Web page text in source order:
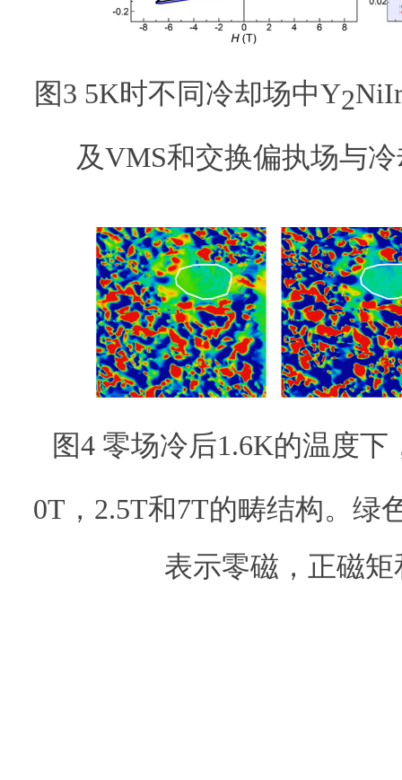
图3 5K时不同冷却场中Y2
及VMS和交换偏执场与
图4 零场冷后1.6K的温度下
0T，2.5T和7T的畴结构。绿
表示零磁，正磁